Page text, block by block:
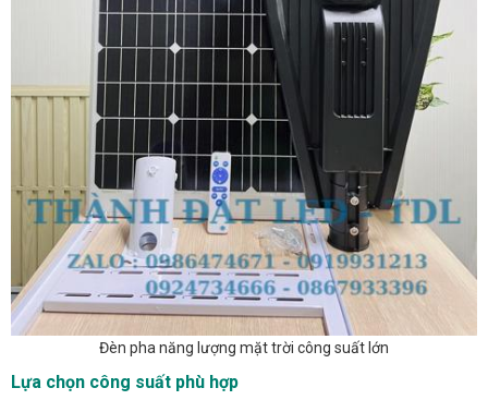
Đèn pha năng lượng mặt trời công suất lớn
Lựa chọn công suất phù hợp